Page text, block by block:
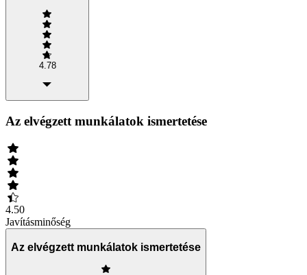
4.78
Az elvégzett munkálatok ismertetése
4.50
Javításminőség
Az elvégzett munkálatok ismertetése